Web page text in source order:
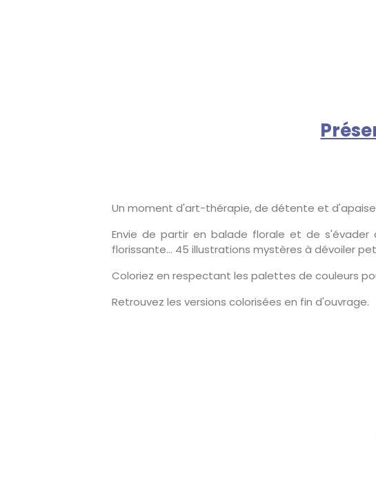
Un moment d'art-thérapie, de détente et
Envie de partir en balade florale et de s'évader
florissante… 45 illustrations mystères à dévoiler
Coloriez en respectant les palettes de couleurs
Retrouvez les versions colorisées en fin d'ouvrage.